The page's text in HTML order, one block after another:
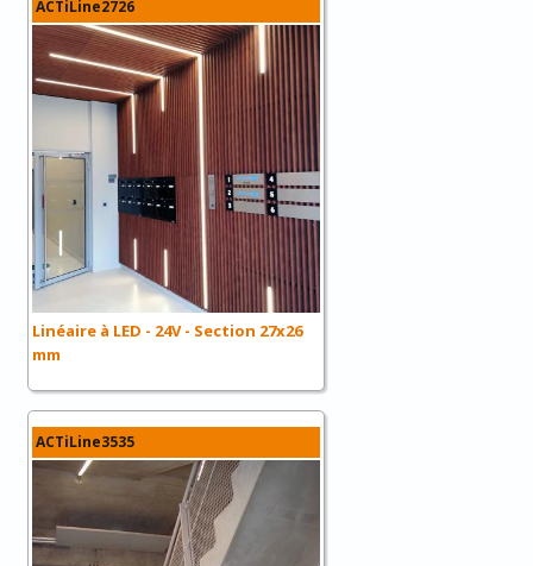
ACTiLine2726
Linéaire à LED - 24V - Section 27x26
mm
ACTiLine3535